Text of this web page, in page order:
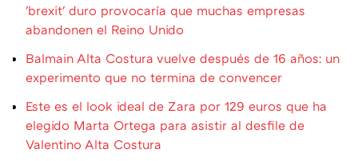
'brexit' duro provocaría que muchas empresas
abandonen el Reino Unido
Balmain Alta Costura vuelve después de 16 años: un
experimento que no termina de convencer
Este es el look ideal de Zara por 129 euros que ha
elegido Marta Ortega para asistir al desfile de
Valentino Alta Costura